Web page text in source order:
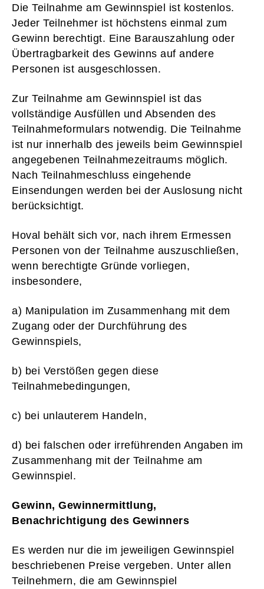
Die Teilnahme am Gewinnspiel ist kostenlos.
Jeder Teilnehmer ist höchstens einmal zum
Gewinn berechtigt. Eine Barauszahlung oder
Übertragbarkeit des Gewinns auf andere
Personen ist ausgeschlossen.
Zur Teilnahme am Gewinnspiel ist das
vollständige Ausfüllen und Absenden des
Teilnahmeformulars notwendig. Die Teilnahme
ist nur innerhalb des jeweils beim Gewinnspiel
angegebenen Teilnahmezeitraums möglich.
Nach Teilnahmeschluss eingehende
Einsendungen werden bei der Auslosung nicht
berücksichtigt.
Hoval behält sich vor, nach ihrem Ermessen
Personen von der Teilnahme auszuschließen,
wenn berechtigte Gründe vorliegen,
insbesondere,
a) Manipulation im Zusammenhang mit dem
Zugang oder der Durchführung des
Gewinnspiels,
b) bei Verstößen gegen diese
Teilnahmebedingungen,
c) bei unlauterem Handeln,
d) bei falschen oder irreführenden Angaben im
Zusammenhang mit der Teilnahme am
Gewinnspiel.
Gewinn, Gewinnermittlung,
Benachrichtigung des Gewinners
Es werden nur die im jeweiligen Gewinnspiel
beschriebenen Preise vergeben. Unter allen
Teilnehmern, die am Gewinnspiel